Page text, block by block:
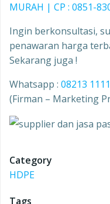
MURAH | CP : 0851-
Ingin berkonsultasi,
penawaran harga
Sekarang juga !
Whatsapp : 08213
(Firman – Marketing
Category
HDPE
Tags